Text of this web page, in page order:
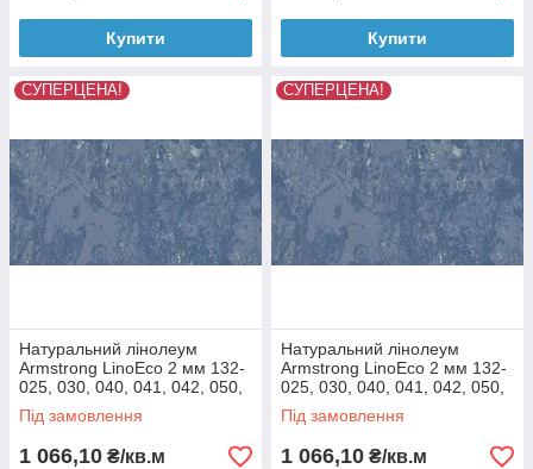
Купити Купити
СУПЕРЦЕНА!
Натуральний лінолеум
Armstrong LinoEco 2 мм 132-
025, 030, 040, 041, 042, 050,
053, 054, 058, 072, 073, 080
Сірий
Під замовлення
1 066,10 ₴/кв.м
СУПЕРЦЕНА!
Натуральний лінолеум
Armstrong LinoEco 2 мм 132-
025, 030, 040, 041, 042, 050,
053, 054, 058, 072, 073, 080
Чорний
Під замовлення
1 066,10 ₴/кв.м